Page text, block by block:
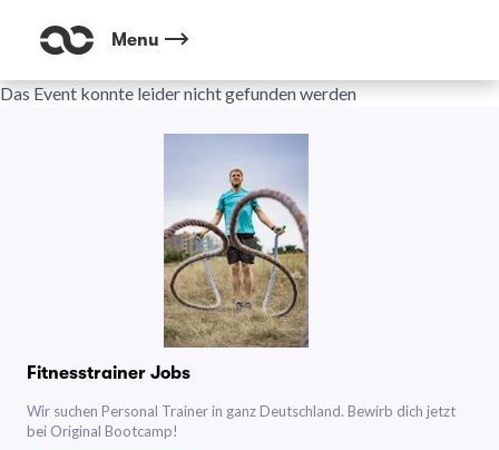
Menu
Das Event konnte leider nicht gefunden werden
Fitnesstrainer Jobs
Wir suchen Personal Trainer in ganz Deutschland. Bewirb dich jetzt
bei Original Bootcamp!